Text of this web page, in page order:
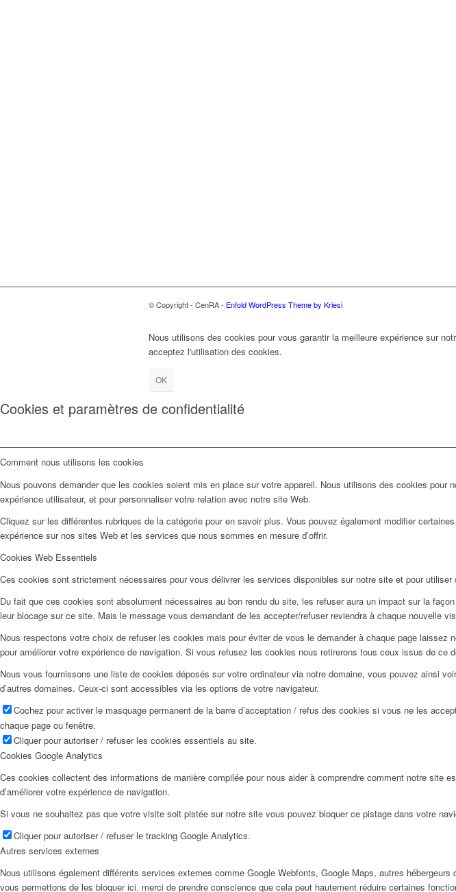
© Copyright - CenRA - Enfold WordPress Theme by Kriesi
Nous utilisons des cookies pour vous garantir la meilleure expérience sur
acceptez l'utilisation des cookies.
OK
Cookies et paramètres de confidentialité
Comment nous utilisons les cookies
Nous pouvons demander que les cookies soient mis en place sur votre appareil. Nous utilisons des cookies
expérience utilisateur, et pour personnaliser votre relation avec notre site Web.
Cliquez sur les différentes rubriques de la catégorie pour en savoir plus. Vous pouvez également modifier
expérience sur nos sites Web et les services que nous sommes en mesure d’offrir.
Cookies Web Essentiels
Ces cookies sont strictement nécessaires pour vous délivrer les services disponibles sur notre site et pour
Du fait que ces cookies sont absolument nécessaires au bon rendu du site, les refuser aura un impact sur la
leur blocage sur ce site. Mais le message vous demandant de les accepter/refuser reviendra à chaque nouvelle
Nous respectons votre choix de refuser les cookies mais pour éviter de vous le demander à chaque page
pour améliorer votre expérience de navigation. Si vous refusez les cookies nous retirerons tous ceux issus de ce
Nous vous fournissons une liste de cookies déposés sur votre ordinateur via notre domaine, vous pouvez ainsi
d’autres domaines. Ceux-ci sont accessibles via les options de votre navigateur.
Cochez pour activer le masquage permanent de la barre d’acceptation / refus des cookies si vous ne les
chaque page ou fenêtre.
Cliquer pour autoriser / refuser les cookies essentiels au site.
Cookies Google Analytics
Ces cookies collectent des informations de manière compilée pour nous aider à comprendre comment notre
d’améliorer votre expérience de navigation.
Si vous ne souhaitez pas que votre visite soit pistée sur notre site vous pouvez bloquer ce pistage dans votre
Cliquer pour autoriser / refuser le tracking Google Analytics.
Autres services externes
Nous utilisons également différents services externes comme Google Webfonts, Google Maps, autres
vous permettons de les bloquer ici. merci de prendre conscience que cela peut hautement réduire certaines